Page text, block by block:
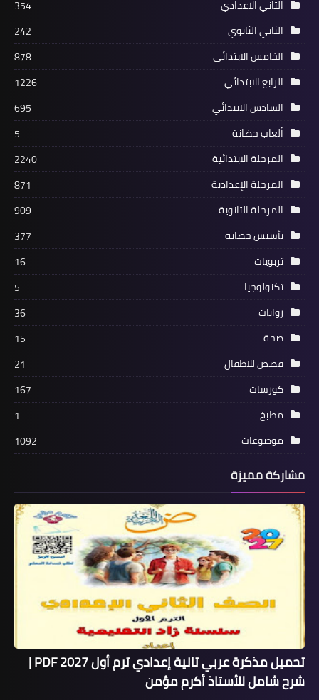
الثاني الاعدادي
354
الثاني الثانوي
242
الخامس الابتدائي
878
الرابع الابتدائي
1226
السادس الابتدائي
695
ألعاب حضانة
5
المرحلة الابتدائية
2240
المرحلة الإعدادية
871
المرحلة الثانوية
909
تأسيس حضانة
377
تربويات
16
تكنولوجيا
5
روايات
36
صحة
15
قصص للاطفال
21
كورسات
167
مطبخ
1
موضوعات
1092
مشاركة مميزة
تحميل مذكرة عربي تانية إعدادي ترم أول 2027 PDF |
شرح شامل للأستاذ أكرم مؤمن